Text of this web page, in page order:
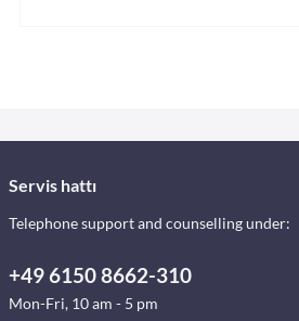
Servis hattı
Telephone support and counselling under:
+49 6150 8662-310
Mon-Fri, 10 am - 5 pm